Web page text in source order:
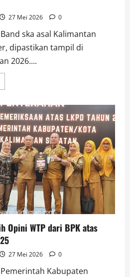
27 Mei 2026 0
Band ska asal Kalimantan
dipastikan tampil di
2026....
Rider
Opini WTP dari BPK atas
27 Mei 2026 0
Pemerintah Kabupaten